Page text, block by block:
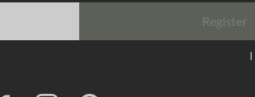
Register